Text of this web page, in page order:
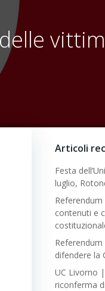
Articoli
Festa
luglio,
contenuti e
difendere la
UC Livorno
riconferma